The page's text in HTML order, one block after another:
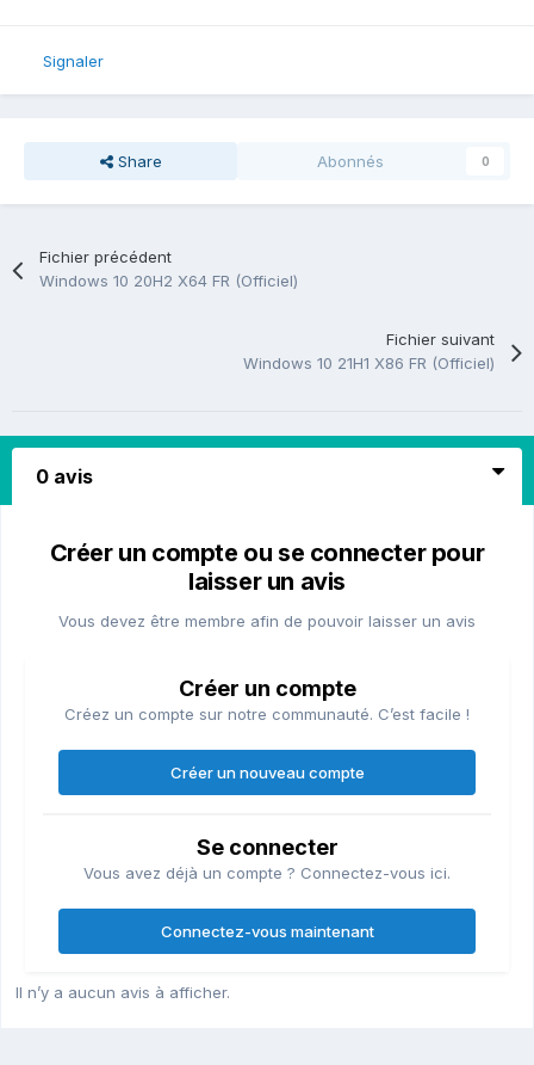
Signaler
Share Abonnés 0
Fichier précédent
Windows 10 20H2 X64 FR (Officiel)
Fichier suivant
Windows 10 21H1 X86 FR (Officiel)
0 avis
Créer un compte ou se connecter pour
laisser un avis
Vous devez être membre afin de pouvoir laisser un avis
Créer un compte
Créez un compte sur notre communauté. C’est facile !
Créer un nouveau compte
Se connecter
Vous avez déjà un compte ? Connectez-vous ici.
Connectez-vous maintenant
Il n’y a aucun avis à afficher.